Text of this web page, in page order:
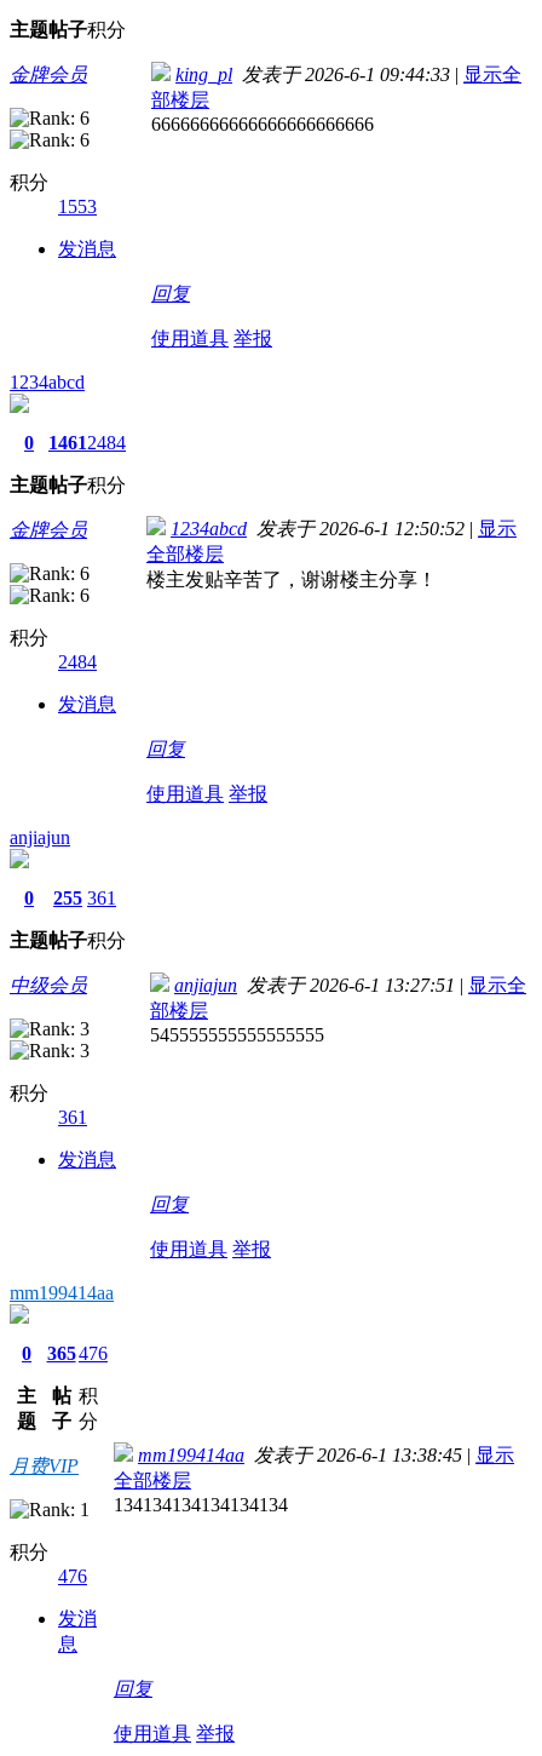
主题帖子积分
金牌会员
积分
1553
发消息
king_pl 发表于 2026-6-1 09:44:33 | 显示全
部楼层
66666666666666666666666
回复
使用道具 举报
1234abcd
0
主题
1461
帖子
2484
积分
金牌会员
积分
2484
发消息
1234abcd 发表于 2026-6-1 12:50:52 | 显示
全部楼层
楼主发贴辛苦了，谢谢楼主分享！
回复
使用道具 举报
anjiajun
0
主题
255
帖子
361
积分
中级会员
积分
361
发消息
anjiajun 发表于 2026-6-1 13:27:51 | 显示全
部楼层
545555555555555555
回复
使用道具 举报
mm199414aa
0
主
题
365
帖
子
476
积
分
月费VIP
积分
476
发消
息
mm199414aa 发表于 2026-6-1 13:38:45 | 显示
全部楼层
134134134134134134
回复
使用道具 举报